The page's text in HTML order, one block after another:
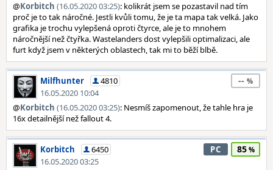
@Korbitch (16.05.2020 03:25): kolikrát jsem se pozastavil nad tím
proč je to tak náročné. Jestli kvůli tomu, že je ta mapa tak velká. Jako
grafika je trochu vylepšená oproti čtyrce, ale je to mnohem
náročnější než čtyřka. Wastelanders dost vylepšili optimalizaci, ale
furt když jsem v některých oblastech, tak mi to běží blbě.
Milfhunter
4810
16.05.2020 10:04
--
@Korbitch (16.05.2020 03:25): Nesmíš zapomenout, že tahle hra je
16x detailnější než fallout 4.
Korbitch
6450
16.05.2020 03:25
PC 85